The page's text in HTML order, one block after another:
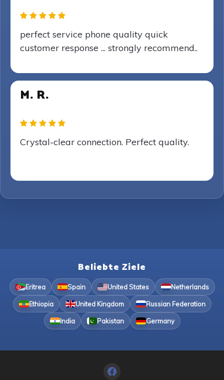
perfect service phone quality quick
customer response ... strongly recommend..
M. R.
Crystal-clear connection. Perfect quality.
Beliebte Ziele
Eritrea Spain United States Netherlands
Ethiopia United Kingdom Russian Federation
India Pakistan Germany